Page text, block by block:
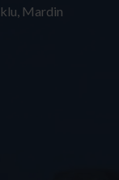
Mardin